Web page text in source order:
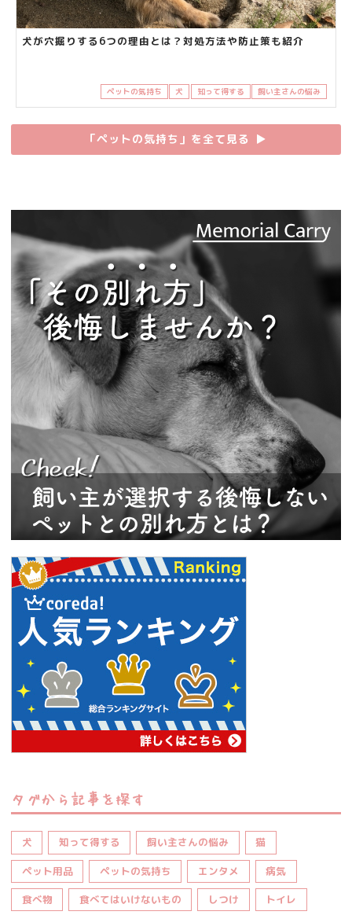
犬が穴掘りする6つの理由とは？対処方法や防止策も紹介
ペットの気持ち 犬 知って得する 飼い主さんの悩み
「ペットの気持ち」を全て見る ▶︎
タグから記事を探す
犬 知って得する 飼い主さんの悩み 猫
ペット用品 ペットの気持ち エンタメ 病気
食べ物 食べてはいけないもの しつけ トイレ